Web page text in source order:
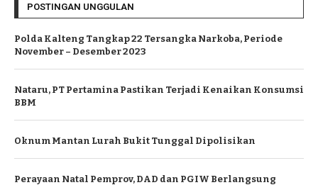
POSTINGAN UNGGULAN
Polda Kalteng Tangkap 22 Tersangka Narkoba, Periode
November – Desember 2023
Nataru, PT Pertamina Pastikan Terjadi Kenaikan Konsumsi
BBM
Oknum Mantan Lurah Bukit Tunggal Dipolisikan
Perayaan Natal Pemprov, DAD dan PGIW Berlangsung